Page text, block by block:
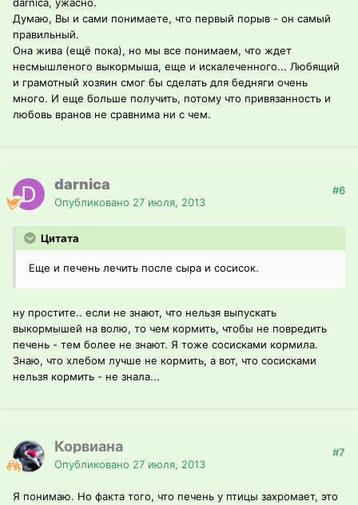
darnica, ужасно.
Думаю, Вы и сами понимаете, что первый порыв - он самый
правильный.
Она жива (ещё пока), но мы все понимаем, что ждет
несмышленого выкормыша, еще и искалеченного... Любящий
и грамотный хозяин смог бы сделать для бедняги очень
много. И еще больше получить, потому что привязанность и
любовь вранов не сравнима ни с чем.
darnica
Опубликовано 27 июля, 2013
#6
Цитата
Еще и печень лечить после сыра и сосисок.
ну простите.. если не знают, что нельзя выпускать
выкормышей на волю, то чем кормить, чтобы не повредить
печень - тем более не знают. Я тоже сосисками кормила.
Знаю, что хлебом лучше не кормить, а вот, что сосисками
нельзя кормить - не знала...
Корвиана
Опубликовано 27 июля, 2013
#7
Я понимаю. Но факта того, что печень у птицы захромает, это